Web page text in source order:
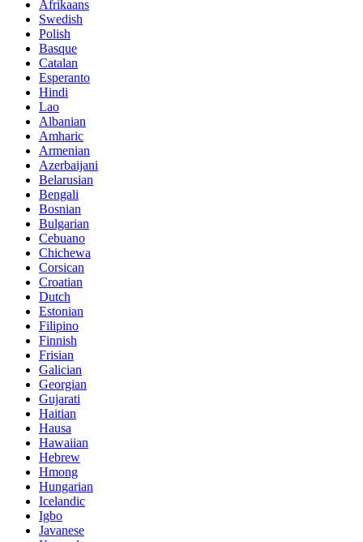
Afrikaans
Swedish
Polish
Basque
Catalan
Esperanto
Hindi
Lao
Albanian
Amharic
Armenian
Azerbaijani
Belarusian
Bengali
Bosnian
Bulgarian
Cebuano
Chichewa
Corsican
Croatian
Dutch
Estonian
Filipino
Finnish
Frisian
Galician
Georgian
Gujarati
Haitian
Hausa
Hawaiian
Hebrew
Hmong
Hungarian
Icelandic
Igbo
Javanese